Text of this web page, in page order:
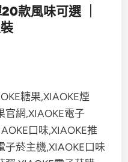
款風味可選 ｜